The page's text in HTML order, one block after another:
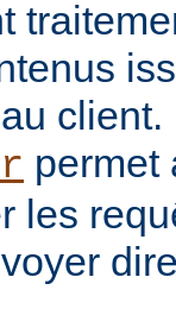
permet
les